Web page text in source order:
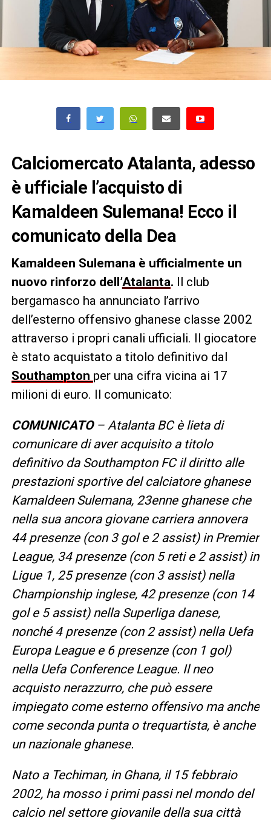
Calciomercato Atalanta, adesso
è ufficiale l’acquisto di
Kamaldeen Sulemana! Ecco il
comunicato della Dea
Kamaldeen Sulemana è ufficialmente un
nuovo rinforzo dell’Atalanta.
Il club
bergamasco ha annunciato l’arrivo
dell’esterno offensivo ghanese classe 2002
attraverso i propri canali ufficiali. Il giocatore
è stato acquistato a titolo definitivo dal
Southampton per una cifra vicina ai 17
milioni di euro. Il comunicato:
COMUNICATO – Atalanta BC è lieta di
comunicare di aver acquisito a titolo
definitivo da Southampton FC il diritto alle
prestazioni sportive del calciatore ghanese
Kamaldeen Sulemana, 23enne ghanese che
nella sua ancora giovane carriera annovera
44 presenze (con 3 gol e 2 assist) in Premier
League, 34 presenze (con 5 reti e 2 assist) in
Ligue 1, 25 presenze (con 3 assist) nella
Championship inglese, 42 presenze (con 14
gol e 5 assist) nella Superliga danese,
nonché 4 presenze (con 2 assist) nella Uefa
Europa League e 6 presenze (con 1 gol)
nella Uefa Conference League. Il neo
acquisto nerazzurro, che può essere
impiegato come esterno offensivo ma anche
come seconda punta o trequartista, è anche
un nazionale ghanese.
Nato a Techiman, in Ghana, il 15 febbraio
2002, ha mosso i primi passi nel mondo del
calcio nel settore giovanile della sua città